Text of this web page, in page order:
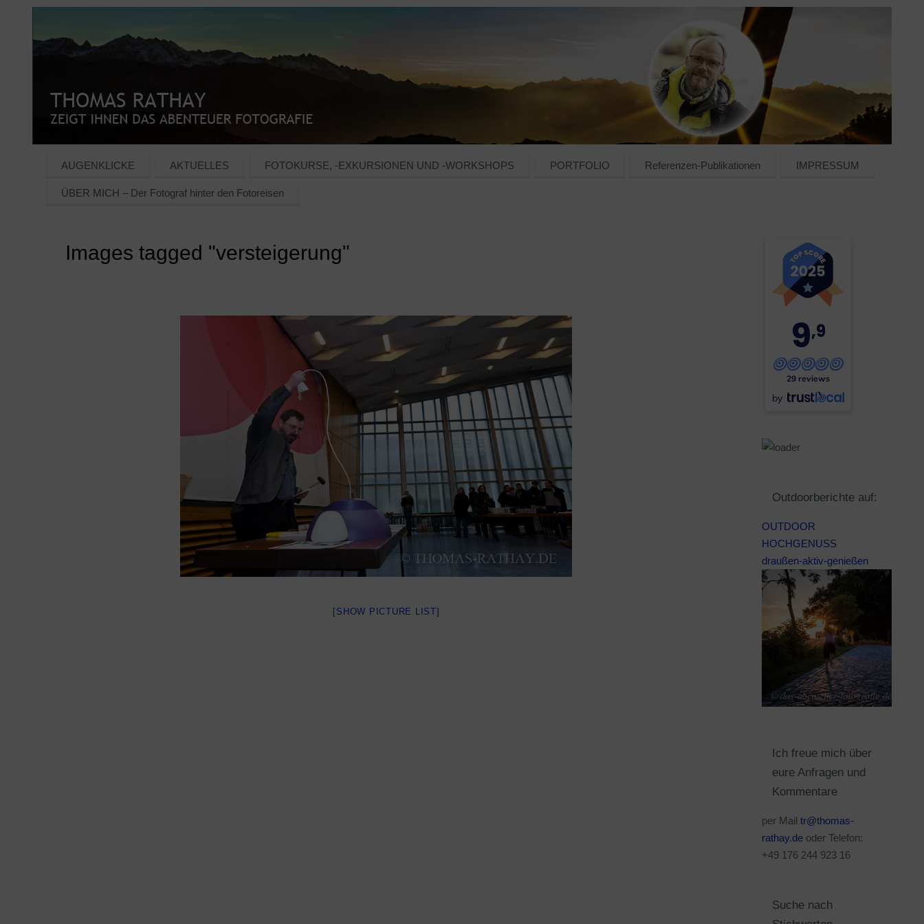
AUGENKLICKE AKTUELLES FOTOKURSE, -EXKURSIONEN UND -WORKSHOPS PORTFOLIO Referenzen-Publikationen IMPRESSUM
ÜBER MICH – Der Fotograf hinter den Fotoreisen
Images tagged "versteigerung"
[SHOW PICTURE LIST]
9,9
29 reviews
by
Outdoorberichte auf:
OUTDOOR
HOCHGENUSS
draußen-aktiv-genießen
Ich freue mich über
eure Anfragen und
Kommentare
per Mail tr@thomas-
rathay.de oder Telefon:
+49 176 244 923 16
Suche nach